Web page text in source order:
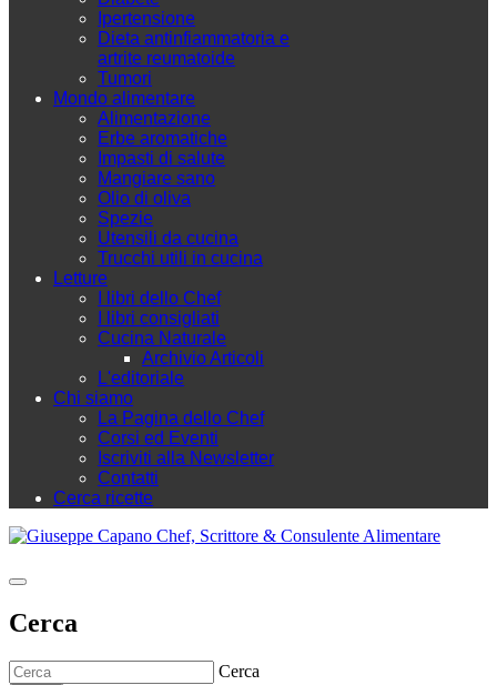
Ipertensione
Dieta antinfiammatoria e
artrite reumatoide
Tumori
Mondo alimentare
Alimentazione
Erbe aromatiche
Impasti di salute
Mangiare sano
Olio di oliva
Spezie
Utensili da cucina
Trucchi utili in cucina
Letture
I libri dello Chef
I libri consigliati
Cucina Naturale
Archivio Articoli
L'editoriale
Chi siamo
La Pagina dello Chef
Corsi ed Eventi
Iscriviti alla Newsletter
Contatti
Cerca ricette
Cerca
Cerca